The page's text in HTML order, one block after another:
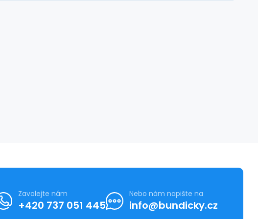
Zavolejte nám
+420 737 051 445
Nebo nám napište na
info@bundicky.cz